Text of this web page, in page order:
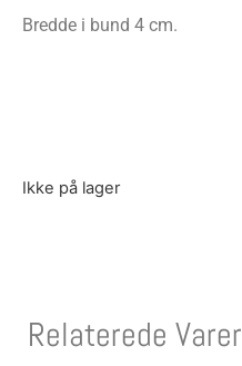
Bredde i bund 4 cm.
Ikke på lager
Relaterede Varer